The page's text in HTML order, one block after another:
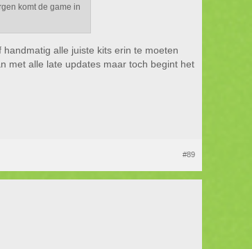
komt de game in
alle juiste kits erin te moeten
met alle late updates maar toch begint het
#89